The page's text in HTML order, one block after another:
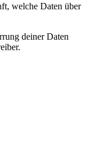
welche Daten über
deiner Daten